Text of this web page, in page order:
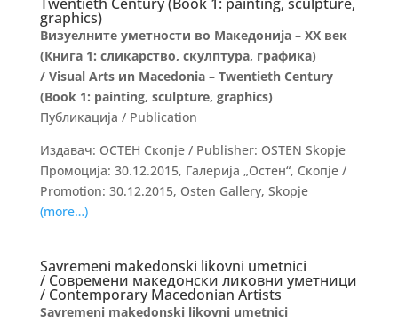
graphics)
Визуелните уметности во Македонија – ХХ век
(Книга 1: сликарство, скулптура, графика)
/ Visual Arts иn Macedonia – Twentieth Century
(Book 1: painting, sculpture, graphics)
Публикација / Publication
Издавач: ОСТЕН Скопје / Publisher: OSTEN Skopje
Промоција: 30.12.2015, Галерија „Остен“, Скопје /
Promotion: 30.12.2015, Osten Gallery, Skopje
(more…)
Savremeni makedonski likovni umetnici
/ Современи македонски ликовни уметници
/ Contemporary Macedonian Artists
Savremeni makedonski likovni umetnici